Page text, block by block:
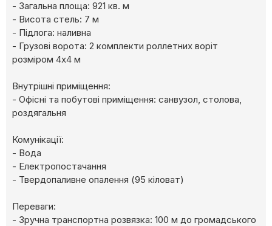
- Загальна площа: 921 кв. м
- Висота стель: 7 м
- Підлога: наливна
- Грузові ворота: 2 комплекти роллетних воріт
розміром 4х4 м
Внутрішні приміщення:
- Офісні та побутові приміщення: санвузол, столова,
роздягальня
Комунікації:
- Вода
- Електропостачання
- Твердопаливне опалення (95 кіловат)
Переваги:
- Зручна транспортна розвязка: 100 м до громадського